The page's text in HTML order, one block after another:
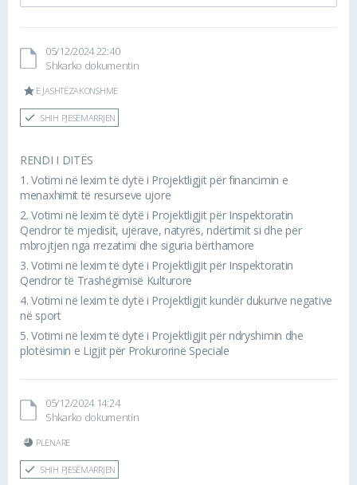
PDK 158 (32.44%)
LVV 228 (46.82%)
AAK 73 (14.99%)
LDK 21 (4.31%)
MULTIETNIK 7 (1.44%)
05/12/2024 22:40
Shkarko dokumentin
E JASHTËZAKONSHME
SHIH PJESËMARRJEN
RENDI I DITËS
1.Votimi në lexim të dytë i Projektligjit për financimin e
menaxhimit të resurseve ujore
2.Votimi në lexim të dytë i Projektligjit për Inspektoratin
Qendror të mjedisit, ujërave, natyrës, ndërtimit si dhe për
mbrojtjen nga rrezatimi dhe siguria bërthamore
3.Votimi në lexim të dytë i Projektligjit për Inspektoratin
Qendror të Trashëgimisë Kulturore
4.Votimi në lexim të dytë i Projektligjit kundër dukurive negative
në sport
5.Votimi në lexim të dytë i Projektligjit për ndryshimin dhe
plotësimin e Ligjit për Prokurorinë Speciale
05/12/2024 14:24
Shkarko dokumentin
PLENARE
SHIH PJESËMARRJEN